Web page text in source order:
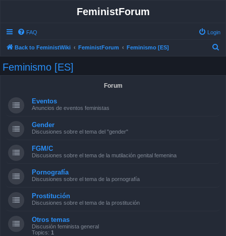
FeministForum
FAQ Login
Back to FeministWiki FeministForum Feminismo [ES]
Feminismo [ES]
Forum
Eventos
Anuncios de eventos feministas
Gender
Discusiones sobre el tema del "gender"
FGM/C
Discusiones sobre el tema de la mutilación genital femenina
Pornografía
Discusiones sobre el tema de la pornografía
Prostitución
Discusiones sobre el tema de la prostitución
Otros temas
Discusión feminista general
Topics: 1